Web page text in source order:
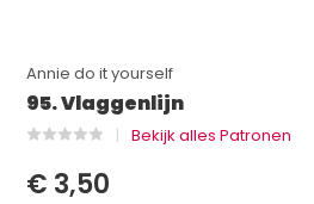
Annie do it yourself
95. Vlaggenlijn
Bekijk alles Patronen
€ 3,50